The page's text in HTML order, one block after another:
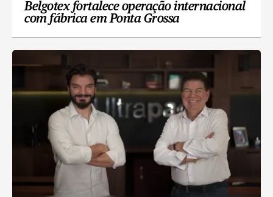
Belgotex fortalece operação internacional
com fábrica em Ponta Grossa